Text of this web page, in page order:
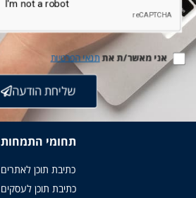
אני מאשר/ת אתתנאי הפרטיות
שליחת הודעה
תחומי התמחות
כתיבת תוכן לאתרים
כתיבת תוכן לעסקים